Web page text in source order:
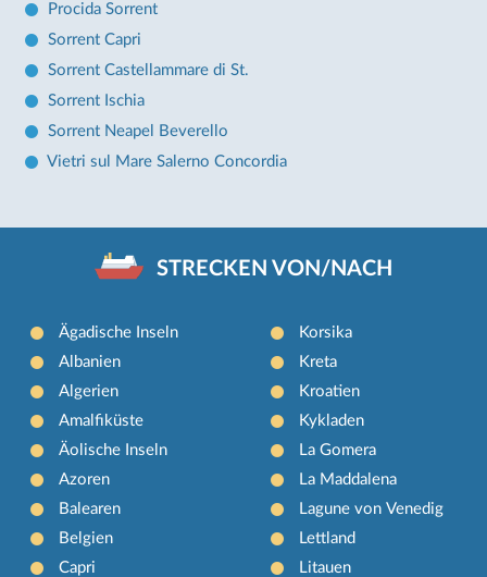
Procida Sorrent
Sorrent Capri
Sorrent Castellammare di St.
Sorrent Ischia
Sorrent Neapel Beverello
Vietri sul Mare Salerno Concordia
STRECKEN VON/NACH
Ägadische Inseln
Albanien
Algerien
Amalfiküste
Äolische Inseln
Azoren
Balearen
Belgien
Capri
Korsika
Kreta
Kroatien
Kykladen
La Gomera
La Maddalena
Lagune von Venedig
Lettland
Litauen